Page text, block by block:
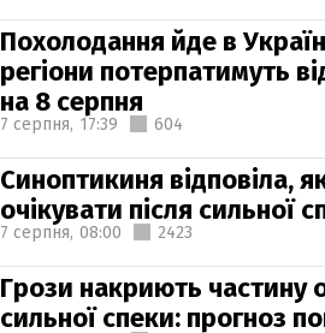
Похолодання йде в
регіони потерпатимуть
на 8 серпня
7 серпня, 17:39 604
Синоптикиня відповіла,
очікувати після сильної
7 серпня, 08:00 2423
Грози накриють частину
сильної спеки: прогноз